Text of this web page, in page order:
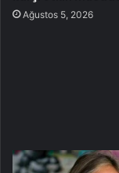
Ağustos 5, 2026